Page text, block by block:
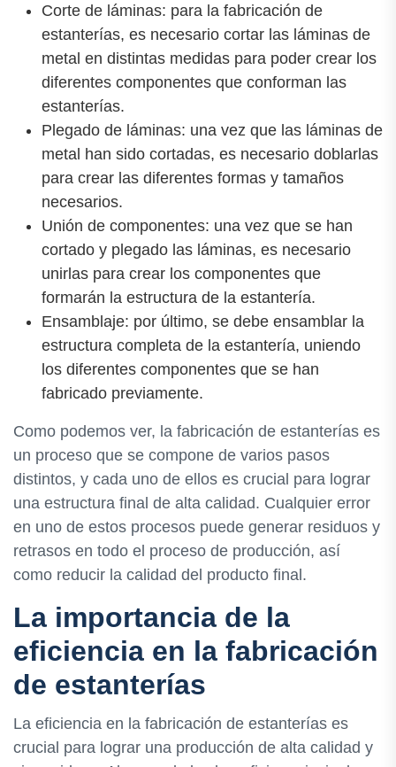
Corte de láminas: para la fabricación de
estanterías, es necesario cortar las láminas de
metal en distintas medidas para poder crear los
diferentes componentes que conforman las
estanterías.
Plegado de láminas: una vez que las láminas de
metal han sido cortadas, es necesario doblarlas
para crear las diferentes formas y tamaños
necesarios.
Unión de componentes: una vez que se han
cortado y plegado las láminas, es necesario
unirlas para crear los componentes que
formarán la estructura de la estantería.
Ensamblaje: por último, se debe ensamblar la
estructura completa de la estantería, uniendo
los diferentes componentes que se han
fabricado previamente.
Como podemos ver, la fabricación de estanterías es
un proceso que se compone de varios pasos
distintos, y cada uno de ellos es crucial para lograr
una estructura final de alta calidad. Cualquier error
en uno de estos procesos puede generar residuos y
retrasos en todo el proceso de producción, así
como reducir la calidad del producto final.
La importancia de la
eficiencia en la fabricación
de estanterías
La eficiencia en la fabricación de estanterías es
crucial para lograr una producción de alta calidad y